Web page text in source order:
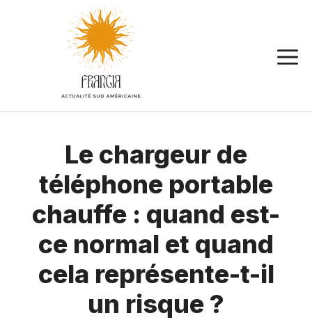
Le chargeur de
téléphone portable
chauffe : quand est-
ce normal et quand
cela représente-t-il
un risque ?